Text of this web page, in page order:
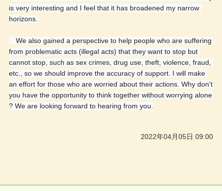
is very interesting and I feel that it has broadened my narrow
horizons.
We also gained a perspective to help people who are suffering
from problematic acts (illegal acts) that they want to stop but
cannot stop, such as sex crimes, drug use, theft, violence, fraud,
etc., so we should improve the accuracy of support. I will make
an effort for those who are worried about their actions. Why don't
you have the opportunity to think together without worrying alone
? We are looking forward to hearing from you.
2022年04月05日 09:00